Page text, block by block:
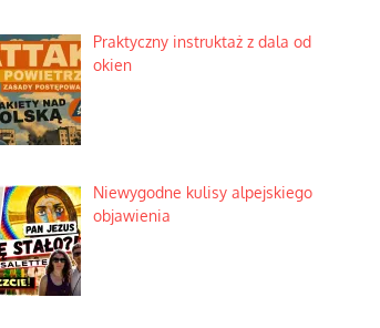
Praktyczny instruktaż z dala od
okien
Niewygodne kulisy alpejskiego
objawienia